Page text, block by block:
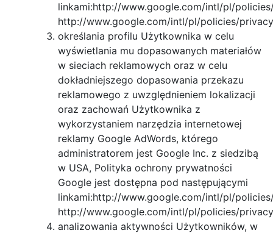
linkami:http://www.google.com/intl/pl/
http://www.google.com/intl/pl/policies/
określania profilu Użytkownika w celu
wyświetlania mu dopasowanych materiałów
w sieciach reklamowych oraz w celu
dokładniejszego dopasowania przekazu
reklamowego z uwzględnieniem lokalizacji
oraz zachowań Użytkownika z
wykorzystaniem narzędzia internetowej
reklamy Google AdWords, którego
administratorem jest Google Inc. z siedzibą
w USA, Polityka ochrony prywatności
Google jest dostępna pod następującymi
linkami:http://www.google.com/intl/pl/
http://www.google.com/intl/pl/policies/
analizowania aktywności Użytkowników, w